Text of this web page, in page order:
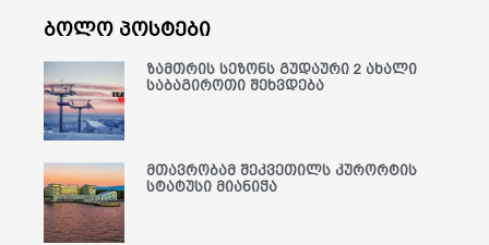
ბოლო პოსტები
ზამთრის სეზონს გუდაური 2 ახალი
საბაგიროთი შეხვდება
მთავრობამ შეკვეთილს კურორტის
სტატუსი მიანიჭა